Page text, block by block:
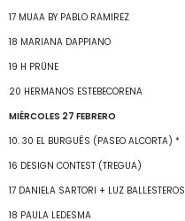
17 MUAA BY PABLO RAMIREZ
18 MARIANA DAPPIANO
19 H PRÜNE
20 HERMANOS ESTEBECORENA
MIÉRCOLES 27 FEBRERO
10. 30 EL BURGUÉS (PASEO ALCORTA) *
16 DESIGN CONTEST (TREGUA)
17 DANIELA SARTORI + LUZ BALLESTEROS
18 PAULA LEDESMA